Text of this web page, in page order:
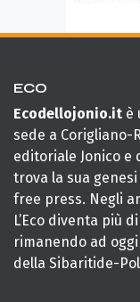
ECO
Ecodellojonio.it è
sede a Corigliano-
editoriale Jonico e
trova la sua
free press. Negli
L’Eco diventa più
rimanendo ad
della Sibaritide-